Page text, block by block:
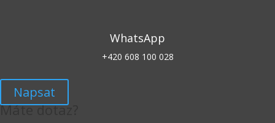
WhatsApp
+420 608 100 028
Napsat
Máte dotaz?